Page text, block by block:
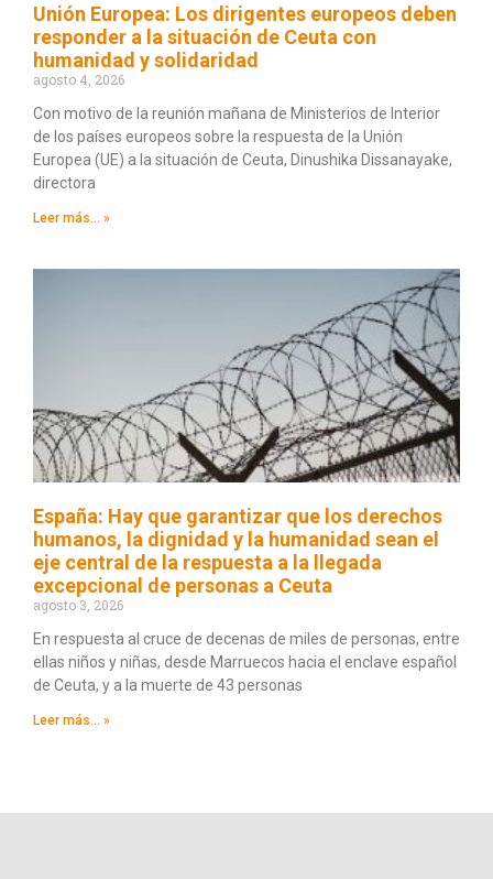
Unión Europea: Los dirigentes europeos deben
responder a la situación de Ceuta con
humanidad y solidaridad
agosto 4, 2026
Con motivo de la reunión mañana de Ministerios de Interior
de los países europeos sobre la respuesta de la Unión
Europea (UE) a la situación de Ceuta, Dinushika Dissanayake,
directora
Leer más... »
España: Hay que garantizar que los derechos
humanos, la dignidad y la humanidad sean el
eje central de la respuesta a la llegada
excepcional de personas a Ceuta
agosto 3, 2026
En respuesta al cruce de decenas de miles de personas, entre
ellas niños y niñas, desde Marruecos hacia el enclave español
de Ceuta, y a la muerte de 43 personas
Leer más... »